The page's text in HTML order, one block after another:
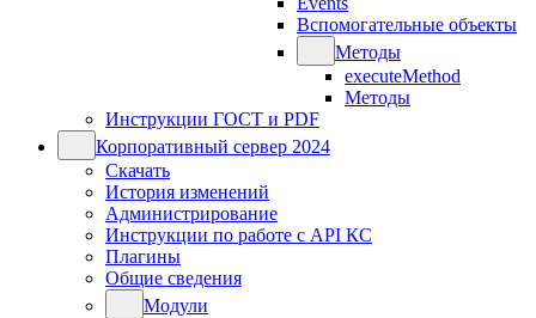
Вспомогательные объекты
Методы
executeMethod
Методы
Инструкции ГОСТ и PDF
Корпоративный сервер 2024
Скачать
История изменений
Администрирование
Инструкции по работе с API КС
Плагины
Общие сведения
Модули